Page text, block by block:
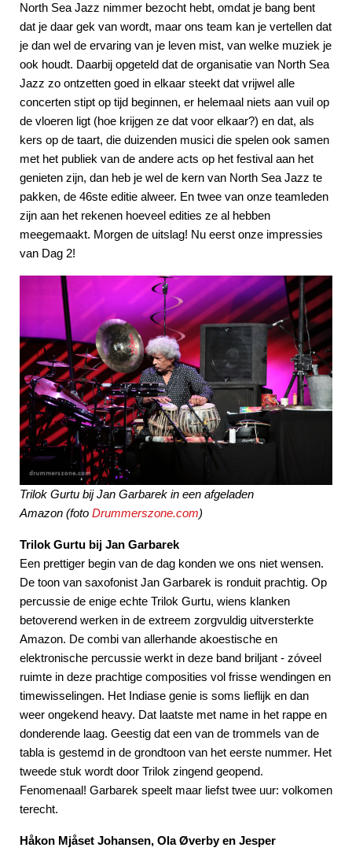
North Sea Jazz nimmer bezocht hebt, omdat je bang bent
dat je daar gek van wordt, maar ons team kan je vertellen dat
je dan wel de ervaring van je leven mist, van welke muziek je
ook houdt. Daarbij opgeteld dat de organisatie van North Sea
Jazz zo ontzetten goed in elkaar steekt dat vrijwel alle
concerten stipt op tijd beginnen, er helemaal niets aan vuil op
de vloeren ligt (hoe krijgen ze dat voor elkaar?) en dat, als
kers op de taart, die duizenden musici die spelen ook samen
met het publiek van de andere acts op het festival aan het
genieten zijn, dan heb je wel de kern van North Sea Jazz te
pakken, de 46ste editie alweer. En twee van onze teamleden
zijn aan het rekenen hoeveel edities ze al hebben
meegemaakt. Morgen de uitslag! Nu eerst onze impressies
van Dag 2!
Trilok Gurtu bij Jan Garbarek in een afgeladen
Amazon (foto Drummerszone.com)
Trilok Gurtu bij Jan Garbarek
Een prettiger begin van de dag konden we ons niet wensen.
De toon van saxofonist Jan Garbarek is ronduit prachtig. Op
percussie de enige echte Trilok Gurtu, wiens klanken
betoverend werken in de extreem zorgvuldig uitversterkte
Amazon. De combi van allerhande akoestische en
elektronische percussie werkt in deze band briljant - zóveel
ruimte in deze prachtige composities vol frisse wendingen en
timewisselingen. Het Indiase genie is soms lieflijk en dan
weer ongekend heavy. Dat laatste met name in het rappe en
donderende laag. Geestig dat een van de trommels van de
tabla is gestemd in de grondtoon van het eerste nummer. Het
tweede stuk wordt door Trilok zingend geopend.
Fenomenaal! Garbarek speelt maar liefst twee uur: volkomen
terecht.
Håkon Mjåset Johansen, Ola Øverby en Jesper